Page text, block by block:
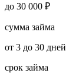
до 30 000 ₽
сумма займа
от 3 до 30 дней
срок займа